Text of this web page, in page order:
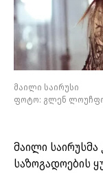
მაილი საირუსი
ფოტო: გლენ
მაილი
საზოგადოების